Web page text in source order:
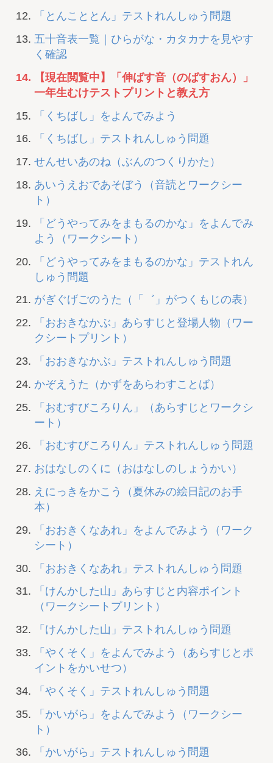
「とんこととん」テストれんしゅう問題
五十音表一覧｜ひらがな・カタカナを見やす
く確認
【現在閲覧中】「伸ばす音（のばすおん）」
一年生むけテストプリントと教え方
「くちばし」をよんでみよう
「くちばし」テストれんしゅう問題
せんせいあのね（ぶんのつくりかた）
あいうえおであそぼう（音読とワークシー
ト）
「どうやってみをまもるのかな」をよんでみ
よう（ワークシート）
「どうやってみをまもるのかな」テストれん
しゅう問題
がぎぐげごのうた（「゛」がつくもじの表）
「おおきなかぶ」あらすじと登場人物（ワー
クシートプリント）
「おおきなかぶ」テストれんしゅう問題
かぞえうた（かずをあらわすことば）
「おむすびころりん」（あらすじとワークシ
ート）
「おむすびころりん」テストれんしゅう問題
おはなしのくに（おはなしのしょうかい）
えにっきをかこう（夏休みの絵日記のお手
本）
「おおきくなあれ」をよんでみよう（ワーク
シート）
「おおきくなあれ」テストれんしゅう問題
「けんかした山」あらすじと内容ポイント
（ワークシートプリント）
「けんかした山」テストれんしゅう問題
「やくそく」をよんでみよう（あらすじとポ
イントをかいせつ）
「やくそく」テストれんしゅう問題
「かいがら」をよんでみよう（ワークシー
ト）
「かいがら」テストれんしゅう問題